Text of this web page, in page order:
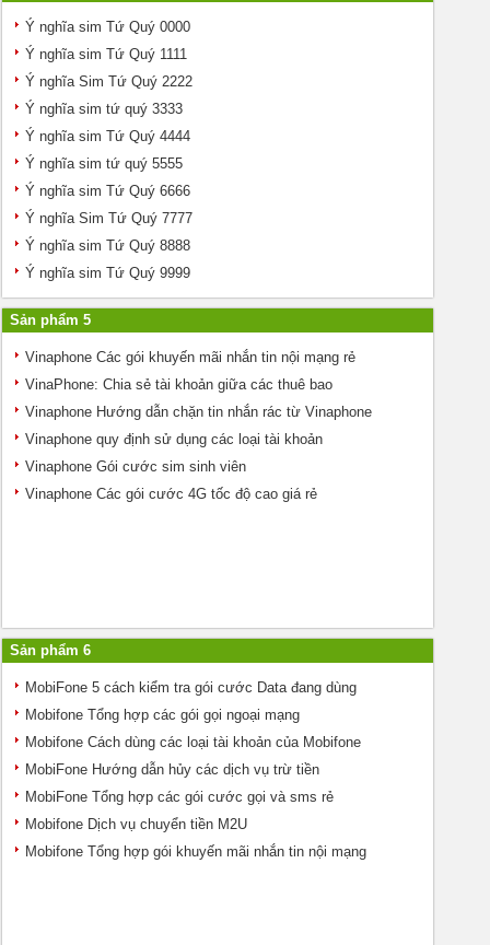
Ý nghĩa sim Tứ Quý 0000
Ý nghĩa sim Tứ Quý 1111
Ý nghĩa Sim Tứ Quý 2222
Ý nghĩa sim tứ quý 3333
Ý nghĩa sim Tứ Quý 4444
Ý nghĩa sim tứ quý 5555
Ý nghĩa sim Tứ Quý 6666
Ý nghĩa Sim Tứ Quý 7777
Ý nghĩa sim Tứ Quý 8888
Ý nghĩa sim Tứ Quý 9999
Sản phẩm 5
Vinaphone Các gói khuyến mãi nhắn tin nội mạng rẻ
VinaPhone: Chia sẻ tài khoản giữa các thuê bao
Vinaphone Hướng dẫn chặn tin nhắn rác từ Vinaphone
Vinaphone quy định sử dụng các loại tài khoản
Vinaphone Gói cước sim sinh viên
Vinaphone Các gói cước 4G tốc độ cao giá rẻ
Sản phẩm 6
MobiFone 5 cách kiểm tra gói cước Data đang dùng
Mobifone Tổng hợp các gói gọi ngoại mạng
Mobifone Cách dùng các loại tài khoản của Mobifone
MobiFone Hướng dẫn hủy các dịch vụ trừ tiền
MobiFone Tổng hợp các gói cước gọi và sms rẻ
Mobifone Dịch vụ chuyển tiền M2U
Mobifone Tổng hợp gói khuyến mãi nhắn tin nội mạng